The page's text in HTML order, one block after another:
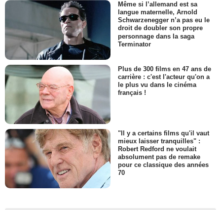
Même si l’allemand est sa
langue maternelle, Arnold
Schwarzenegger n’a pas eu le
droit de doubler son propre
personnage dans la saga
Terminator
Plus de 300 films en 47 ans de
carrière : c'est l'acteur qu'on a
le plus vu dans le cinéma
français !
"Il y a certains films qu'il vaut
mieux laisser tranquilles" :
Robert Redford ne voulait
absolument pas de remake
pour ce classique des années
70